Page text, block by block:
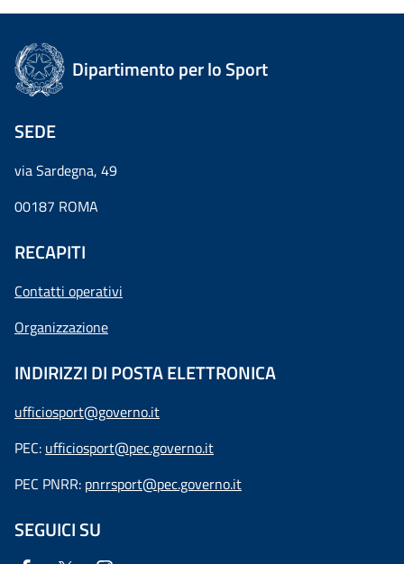
Dipartimento per lo Sport
SEDE
via Sardegna, 49
00187 ROMA
RECAPITI
Contatti operativi
Organizzazione
INDIRIZZI DI POSTA ELETTRONICA
ufficiosport@governo.it
PEC: ufficiosport@pec.governo.it
PEC PNRR: pnrrsport@pec.governo.it
SEGUICI SU